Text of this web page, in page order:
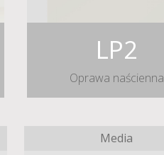
LP2
Oprawa naścienna
Media